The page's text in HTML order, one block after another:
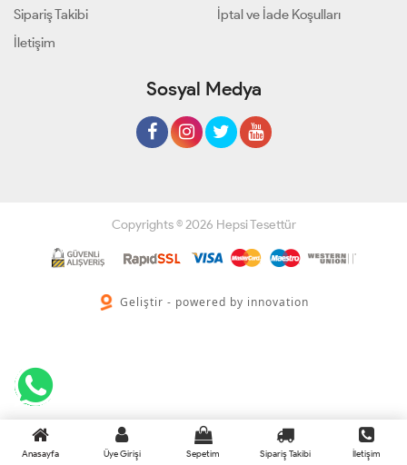
Sipariş Takibi
İletişim
İptal ve İade Koşulları
Sosyal Medya
Copyrights © 2026 Hepsi Tesettür
Geliştir - powered by innovation
Anasayfa Üye Girişi Sepetim Sipariş Takibi İletişim